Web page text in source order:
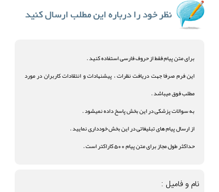
برای متن پیام فقط از حروف فارسی استفاده کنید .
این فرم صرفا جهت دریافت نظرات ، پیشنهادات و انتقادات کاربران در مورد
مطلب فوق میباشد .
به سوالات پزشکی در این بخش پاسخ داده نمیشود .
از ارسال پیام های تبلیغاتی در این بخش خودداری نمایید .
حداکثر طول مجاز برای متن پیام 500 کاراکتر است .
نام و فامیل :